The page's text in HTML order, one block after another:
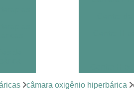
Clínica de
câmara oxigênio hiperbárica